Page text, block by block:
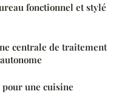
fonctionnel et stylé
centrale de traitement
pour une cuisine